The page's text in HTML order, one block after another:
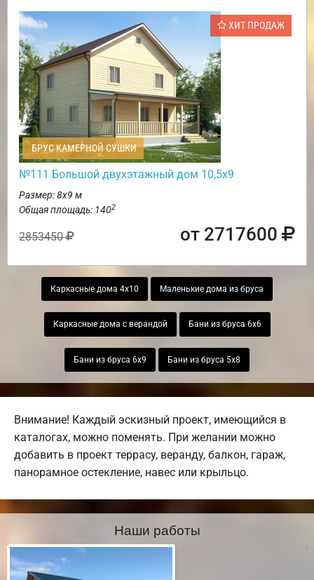
ХИТ ПРОДАЖ
БРУС КАМЕРНОЙ СУШКИ
№111 Большой двухэтажный дом 10,5х9
Размер: 8х9 м
Общая площадь: 1402
2853450 от 2717600
Каркасные дома 4х10 Маленькие дома из бруса
Каркасные дома с верандой Бани из бруса 6х6
Бани из бруса 6х9 Бани из бруса 5х8
Внимание! Каждый эскизный проект, имеющийся в
каталогах, можно поменять. При желании можно
добавить в проект террасу, веранду, балкон, гараж,
панорамное остекление, навес или крыльцо.
Наши работы